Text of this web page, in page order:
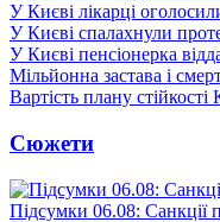
У Києві лікарці
У Києві спалахнули
У Києві пенсіонерка
Мільйонна застава і
Вартість плану
Сюжети
Підсумки 06.08: